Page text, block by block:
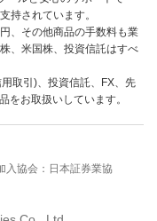
持されています。
、その他商品の手数料も業
、米国株、投資信託はすべ
取引)、投資信託、FX、先
をお取扱いしています。
入協会：日本証券業協